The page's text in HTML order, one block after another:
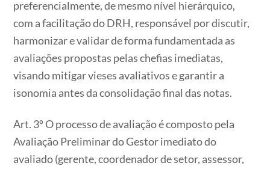
preferencialmente, de mesmo nível hierárquico,
com a facilitação do DRH, responsável por discutir,
harmonizar e validar de forma fundamentada as
avaliações propostas pelas chefias imediatas,
visando mitigar vieses avaliativos e garantir a
isonomia antes da consolidação final das notas.
Art. 3º O processo de avaliação é composto pela
Avaliação Preliminar do Gestor imediato do
avaliado (gerente, coordenador de setor, assessor,